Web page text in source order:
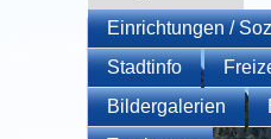
Einrichtungen /
Stadtinfo
Bildergalerien